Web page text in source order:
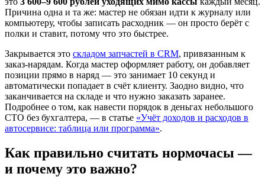
Причина одна и та же: мастер не обязан идти к журналу или
компьютеру, чтобы записать расходник — он просто берёт с
полки и ставит, потому что это быстрее.
Закрывается это складом запчастей в CRM, привязанным к
заказ-нарядам. Когда мастер оформляет работу, он добавляет
позиции прямо в наряд — это занимает 10 секунд и
автоматически попадает в счёт клиенту. Заодно видно, что
заканчивается на складе и что нужно заказать заранее.
Подробнее о том, как навести порядок в деньгах небольшого
СТО без бухгалтера, — в статье «Учёт доходов и расходов в
автосервисе: таблица или программа».
Как правильно считать нормочасы —
и почему это важно?